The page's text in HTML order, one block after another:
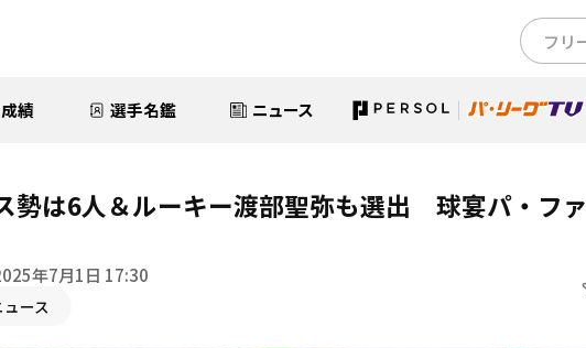
績 選手名鑑 ニュース
勢は6人＆ルーキー渡部聖弥も選出 球宴パ・ファ
年7月1日 17:30
ュース